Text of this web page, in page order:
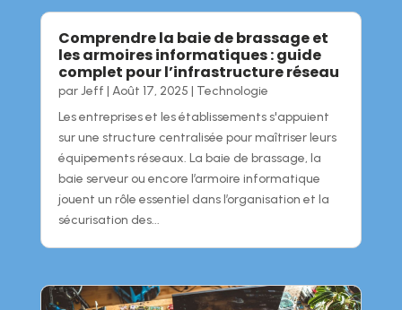
Comprendre la baie de brassage et
les armoires informatiques : guide
complet pour l’infrastructure réseau
parJeff | Août 17, 2025 | Technologie
Les entreprises et les établissements s'appuient
sur une structure centralisée pour maîtriser leurs
équipements réseaux. La baie de brassage, la
baie serveur ou encore l’armoire informatique
jouent un rôle essentiel dans l’organisation et la
sécurisation des...